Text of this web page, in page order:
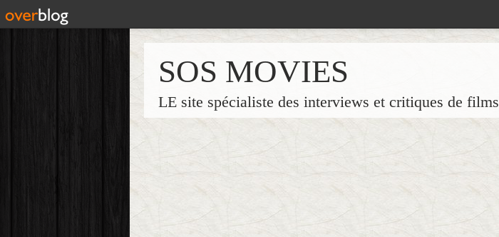
SOS MOVIES
LE site spécialiste des interviews et critiques de films